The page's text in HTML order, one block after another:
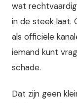
wat
in de steek laat.
als officiële
iemand kunt
schade.
Dat zijn geen